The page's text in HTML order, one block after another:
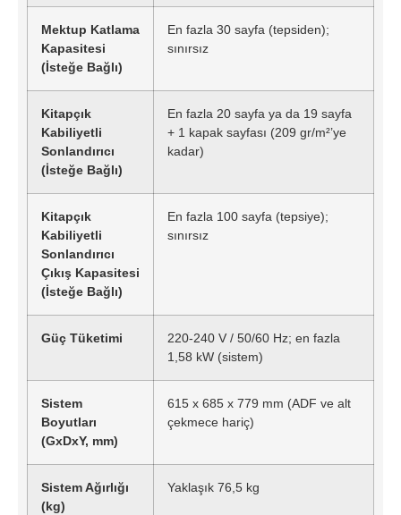
Mektup Katlama
Kapasitesi
(İsteğe Bağlı)
En fazla 30 sayfa (tepsiden);
sınırsız
Kitapçık
Kabiliyetli
Sonlandırıcı
(İsteğe Bağlı)
En fazla 20 sayfa ya da 19 sayfa
+ 1 kapak sayfası (209 gr/m²’ye
kadar)
Kitapçık
Kabiliyetli
Sonlandırıcı
Çıkış Kapasitesi
(İsteğe Bağlı)
En fazla 100 sayfa (tepsiye);
sınırsız
Güç Tüketimi
220-240 V / 50/60 Hz; en fazla
1,58 kW (sistem)
Sistem
Boyutları
(GxDxY, mm)
615 x 685 x 779 mm (ADF ve alt
çekmece hariç)
Sistem Ağırlığı
(kg)
Yaklaşık 76,5 kg